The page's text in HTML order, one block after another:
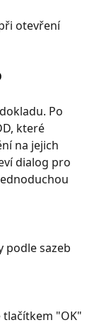
otevření
Po
které
na jejich
dialog pro
podle sazeb
"OK"